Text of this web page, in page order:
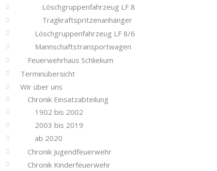
Löschgruppenfahrzeug LF 8
Tragkraftspritzenanhänger
Löschgruppenfahrzeug LF 8/6
Mannschaftstransportwagen
Feuerwehrhaus Schliekum
Terminübersicht
Wir über uns
Chronik Einsatzabteilung
1902 bis 2002
2003 bis 2019
ab 2020
Chronik Jugendfeuerwehr
Chronik Kinderfeuerwehr